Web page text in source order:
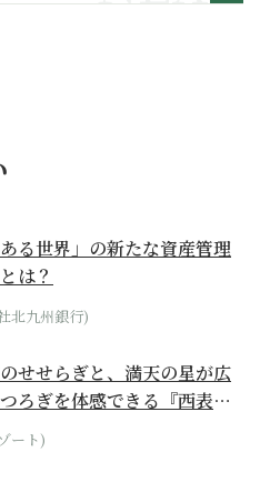
ある世界」の新たな資産管理
は？
北九州銀行)
せせらぎと、満天の星が広
ろぎを体感できる『西表島
ート)